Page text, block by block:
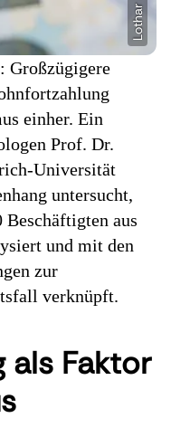
Großzügigere
einher. Ein
Prof. Dr.
Universität
untersucht,
Beschäftigten aus
und mit den
zur
verknüpft.
als Faktor